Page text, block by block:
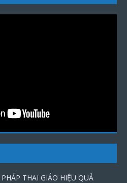
THAI GIÁO HIỆU QUẢ